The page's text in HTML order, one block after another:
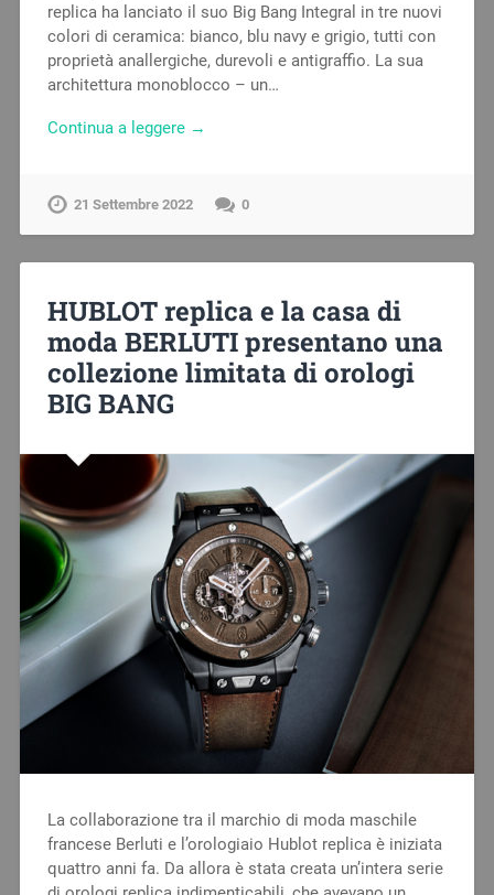
replica ha lanciato il suo Big Bang Integral in tre nuovi
colori di ceramica: bianco, blu navy e grigio, tutti con
proprietà anallergiche, durevoli e antigraffio. La sua
architettura monoblocco – un…
Continua a leggere →
21 Settembre 2022 0
HUBLOT replica e la casa di
moda BERLUTI presentano una
collezione limitata di orologi
BIG BANG
La collaborazione tra il marchio di moda maschile
francese Berluti e l’orologiaio Hublot replica è iniziata
quattro anni fa. Da allora è stata creata un’intera serie